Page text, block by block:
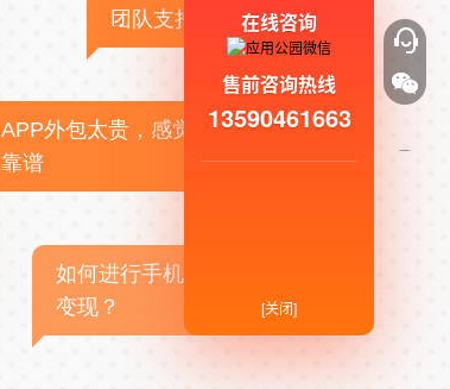
团队支持
APP外包太贵，感觉不
靠谱
如何进行手机APP商业
变现？
在线咨询
售前咨询热线
13590461663
[关闭]